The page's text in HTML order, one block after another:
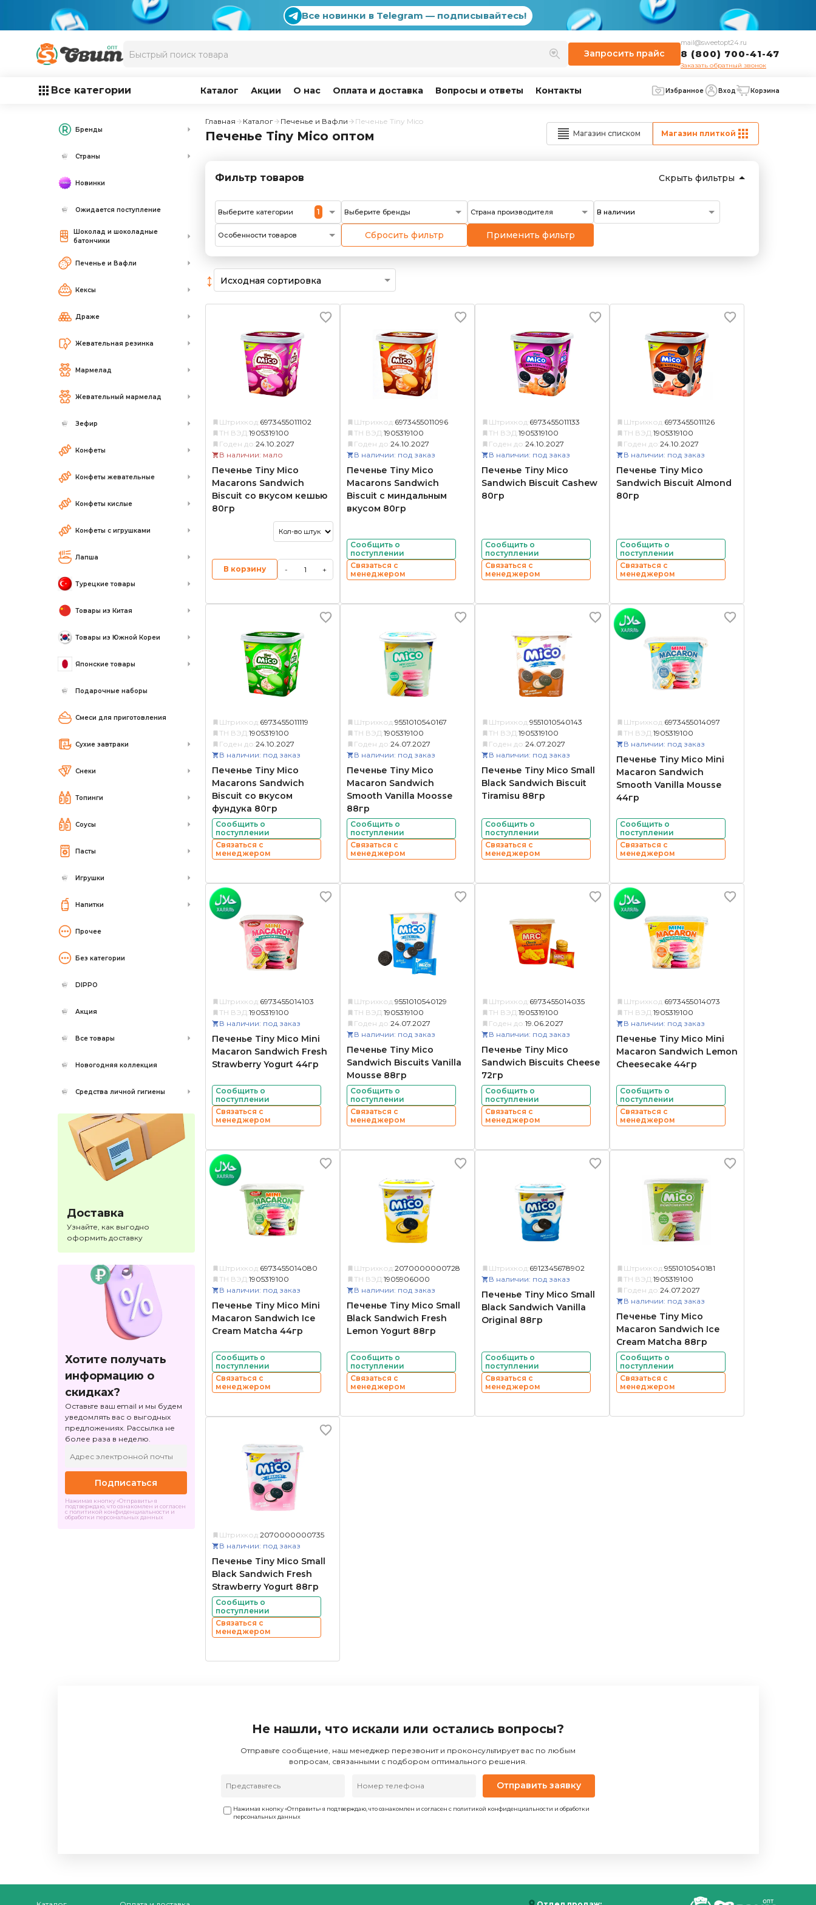
Все новинки в Telegram — подписывайтесь!
Запросить прайс
mail@sweetopt24.ru
8 (800) 700-41-47
Заказать обратный звонок
Все категории Каталог Акции О нас Оплата и доставка Вопросы и ответы Контакты Избранное Вход Корзина
Бренды
Страны
Новинки
Ожидается поступление
Шоколад и шоколадные
батончики
Печенье и Вафли
Кексы
Драже
Жевательная резинка
Мармелад
Жевательный мармелад
Зефир
Конфеты
Конфеты жевательные
Конфеты кислые
Конфеты с игрушками
Лапша
Турецкие товары
Товары из Китая
Товары из Южной Кореи
Японские товары
Подарочные наборы
Смеси для приготовления
Сухие завтраки
Снеки
Топинги
Соусы
Пасты
Игрушки
Напитки
Прочее
Без категории
DIPPO
Акция
Все товары
Новогодняя коллекция
Средства личной гигиены
Доставка
Узнайте, как выгодно
оформить доставку
Хотите получать
информацию о
скидках?
Оставьте ваш email и мы будем
уведомлять вас о выгодных
предложениях. Рассылка не
более раза в неделю.
Подписаться
Нажимая кнопку «Отправить» я
подтверждаю, что ознакомлен и согласен
с политикой конфиденциальности и
обработки персональных данных
Главная Каталог Печенье и Вафли Печенье Tiny Mico
Печенье Tiny Mico оптом Магазин списком Магазин плиткой
Фильтр товаров Скрыть фильтры
Выберите категории 1 Выберите бренды Страна производителя
Особенности товаров Сбросить фильтр Применить фильтр
↕
Штрихкод: 6973455011102
ТН ВЭД: 1905319100
Годен до: 24.10.2027
В наличии: мало
Печенье Tiny Mico
Macarons Sandwich
Biscuit со вкусом кешью
80гр
В корзину - +
Штрихкод: 6973455011096
ТН ВЭД: 1905319100
Годен до: 24.10.2027
В наличии: под заказ
Печенье Tiny Mico
Macarons Sandwich
Biscuit с миндальным
вкусом 80гр
Сообщить о
поступлении
Связаться с
менеджером
Штрихкод: 6973455011133
ТН ВЭД: 1905319100
Годен до: 24.10.2027
В наличии: под заказ
Печенье Tiny Mico
Sandwich Biscuit Cashew
80гр
Сообщить о
поступлении
Связаться с
менеджером
Штрихкод: 6973455011126
ТН ВЭД: 1905319100
Годен до: 24.10.2027
В наличии: под заказ
Печенье Tiny Mico
Sandwich Biscuit Almond
80гр
Сообщить о
поступлении
Связаться с
менеджером
Штрихкод: 6973455011119
ТН ВЭД: 1905319100
Годен до: 24.10.2027
В наличии: под заказ
Печенье Tiny Mico
Macarons Sandwich
Biscuit со вкусом
фундука 80гр
Сообщить о
поступлении
Связаться с
менеджером
Штрихкод: 9551010540167
ТН ВЭД: 1905319100
Годен до: 24.07.2027
В наличии: под заказ
Печенье Tiny Mico
Macaron Sandwich
Smooth Vanilla Moosse
88гр
Сообщить о
поступлении
Связаться с
менеджером
Штрихкод: 9551010540143
ТН ВЭД: 1905319100
Годен до: 24.07.2027
В наличии: под заказ
Печенье Tiny Mico Small
Black Sandwich Biscuit
Tiramisu 88гр
Сообщить о
поступлении
Связаться с
менеджером
Штрихкод: 6973455014097
ТН ВЭД: 1905319100
В наличии: под заказ
Печенье Tiny Mico Mini
Macaron Sandwich
Smooth Vanilla Mousse
44гр
Сообщить о
поступлении
Связаться с
менеджером
Штрихкод: 6973455014103
ТН ВЭД: 1905319100
В наличии: под заказ
Печенье Tiny Mico Mini
Macaron Sandwich Fresh
Strawberry Yogurt 44гр
Сообщить о
поступлении
Связаться с
менеджером
Штрихкод: 9551010540129
ТН ВЭД: 1905319100
Годен до: 24.07.2027
В наличии: под заказ
Печенье Tiny Mico
Sandwich Biscuits Vanilla
Mousse 88гр
Сообщить о
поступлении
Связаться с
менеджером
Штрихкод: 6973455014035
ТН ВЭД: 1905319100
Годен до: 19.06.2027
В наличии: под заказ
Печенье Tiny Mico
Sandwich Biscuits Cheese
72гр
Сообщить о
поступлении
Связаться с
менеджером
Штрихкод: 6973455014073
ТН ВЭД: 1905319100
В наличии: под заказ
Печенье Tiny Mico Mini
Macaron Sandwich Lemon
Cheesecake 44гр
Сообщить о
поступлении
Связаться с
менеджером
Штрихкод: 6973455014080
ТН ВЭД: 1905319100
В наличии: под заказ
Печенье Tiny Mico Mini
Macaron Sandwich Ice
Cream Matcha 44гр
Сообщить о
поступлении
Связаться с
менеджером
Штрихкод: 2070000000728
ТН ВЭД: 1905906000
В наличии: под заказ
Печенье Tiny Mico Small
Black Sandwich Fresh
Lemon Yogurt 88гр
Сообщить о
поступлении
Связаться с
менеджером
Штрихкод: 6912345678902
В наличии: под заказ
Печенье Tiny Mico Small
Black Sandwich Vanilla
Original 88гр
Сообщить о
поступлении
Связаться с
менеджером
Штрихкод: 9551010540181
ТН ВЭД: 1905319100
Годен до: 24.07.2027
В наличии: под заказ
Печенье Tiny Mico
Macaron Sandwich Ice
Cream Matcha 88гр
Сообщить о
поступлении
Связаться с
менеджером
Штрихкод: 2070000000735
В наличии: под заказ
Печенье Tiny Mico Small
Black Sandwich Fresh
Strawberry Yogurt 88гр
Сообщить о
поступлении
Связаться с
менеджером
Не нашли, что искали или остались вопросы?
Отправьте сообщение, наш менеджер перезвонит и проконсультирует вас по любым
вопросам, связанными с подбором оптимального решения.
Отправить заявку
Нажимая кнопку «Отправить» я подтверждаю, что ознакомлен и согласен с политикой конфиденциальности и обработки
персональных данных